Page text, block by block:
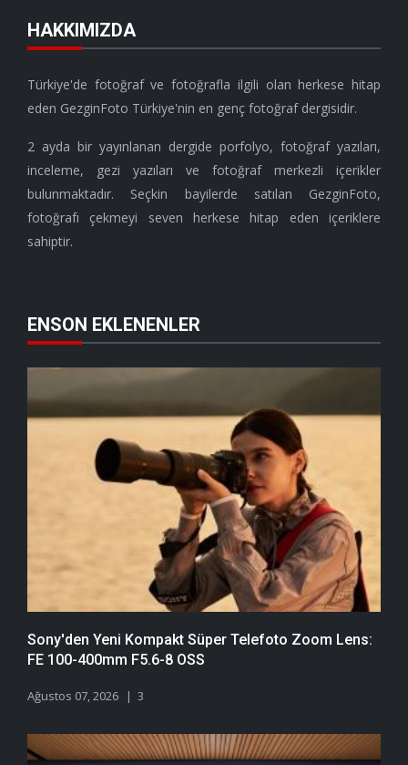
HAKKIMIZDA
Türkiye'de fotoğraf ve fotoğrafla ilgili olan herkese hitap
eden GezginFoto Türkiye'nin en genç fotoğraf dergisidir.
2 ayda bir yayınlanan dergide porfolyo, fotoğraf yazıları,
inceleme, gezi yazıları ve fotoğraf merkezli içerikler
bulunmaktadır. Seçkin bayilerde satılan GezginFoto,
fotoğrafı çekmeyi seven herkese hitap eden içeriklere
sahiptir.
ENSON EKLENENLER
Sony'den Yeni Kompakt Süper Telefoto Zoom Lens:
FE 100-400mm F5.6-8 OSS
Ağustos 07, 2026 3